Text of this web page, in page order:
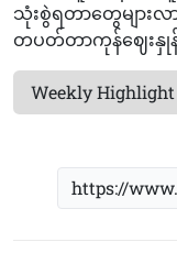
သုံးစွဲရတာတွေများလ
တပတ်တာကုန်ဈေးနှုန်
Weekly Highlight